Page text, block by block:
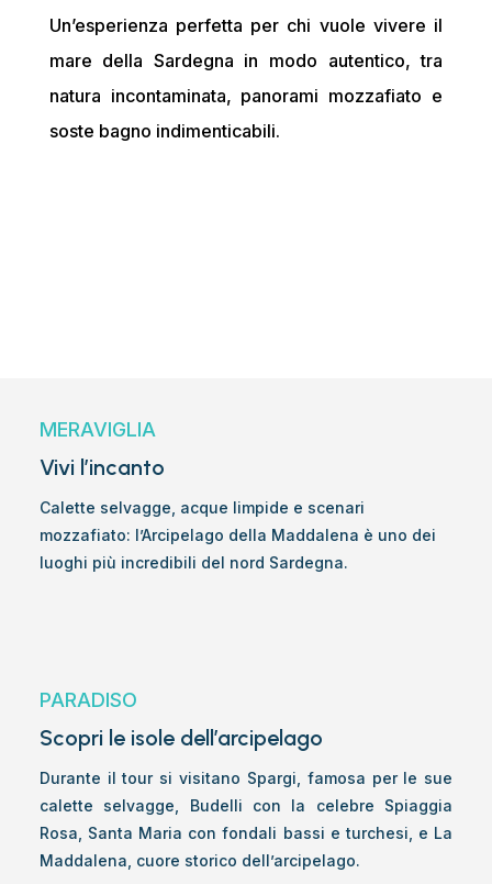
Un’esperienza perfetta per chi vuole vivere il
mare della Sardegna in modo autentico, tra
natura incontaminata, panorami mozzafiato e
soste bagno indimenticabili.
MERAVIGLIA
Vivi l’incanto
Calette selvagge, acque limpide e scenari
mozzafiato: l’Arcipelago della Maddalena è uno dei
luoghi più incredibili del nord Sardegna.
PARADISO
Scopri le isole dell’arcipelago
Durante il tour si visitano Spargi, famosa per le sue
calette selvagge, Budelli con la celebre Spiaggia
Rosa, Santa Maria con fondali bassi e turchesi, e La
Maddalena, cuore storico dell’arcipelago.